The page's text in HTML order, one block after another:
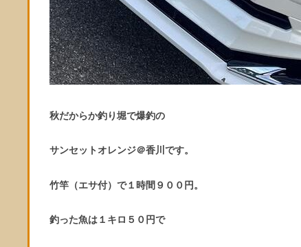
秋だからか釣り堀で爆釣の
サンセットオレンジ＠香川です。
竹竿（エサ付）で１時間９００円。
釣った魚は１キロ５０円で